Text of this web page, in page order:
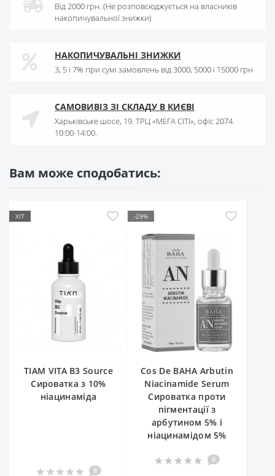
Від 2000 грн. (Не розповсюджується на власників
накопичувальної знижки)
НАКОПИЧУВАЛЬНІ ЗНИЖКИ
3, 5 і 7% при сумі замовлень від 3000, 5000 і 15000 грн
САМОВИВІЗ ЗІ СКЛАДУ В КИЄВІ
Харьківське шосе, 19. ТРЦ «МЕГА СІТІ», офіс 2074.
10:00-14:00.
Вам може сподобатись:
ХІТ
TIAM VITA B3 Source
Сироватка з 10%
ніацинаміда
8
-29%
Cos De BAHA Arbutin
Niacinamide Serum
Сироватка проти
пігментації з
арбутином 5% і
ніацинамідом 5%
0